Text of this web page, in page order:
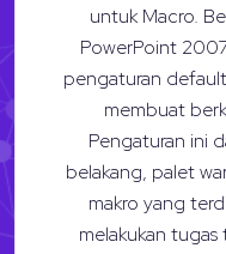
untuk Macro.
PowerPoint
pengaturan
membuat
Pengaturan ini
belakang, palet
makro yang
melakukan